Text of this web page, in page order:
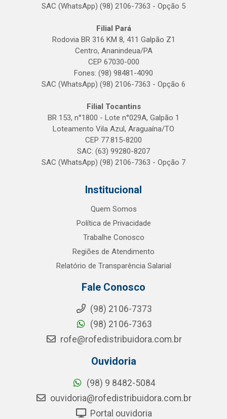
SAC (WhatsApp) (98) 2106-7363 - Opção 5
Filial Pará
Rodovia BR 316 KM 8, 411 Galpão Z1
Centro, Ananindeua/PA
CEP 67030-000
Fones: (98) 98481-4090
SAC (WhatsApp) (98) 2106-7363 - Opção 6
Filial Tocantins
BR 153, n°1800 - Lote n°029A, Galpão 1
Loteamento Vila Azul, Araguaína/TO
CEP 77.815-8200
SAC: (63) 99280-8207
SAC (WhatsApp) (98) 2106-7363 - Opção 7
Institucional
Quem Somos
Política de Privacidade
Trabalhe Conosco
Regiões de Atendimento
Relatório de Transparência Salarial
Fale Conosco
(98) 2106-7373
(98) 2106-7363
rofe@rofedistribuidora.com.br
Ouvidoria
(98) 9 8482-5084
ouvidoria@rofedistribuidora.com.br
Portal ouvidoria